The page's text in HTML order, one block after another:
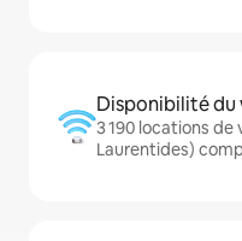
Disponibilité du
3 190 locations de
Laurentides)